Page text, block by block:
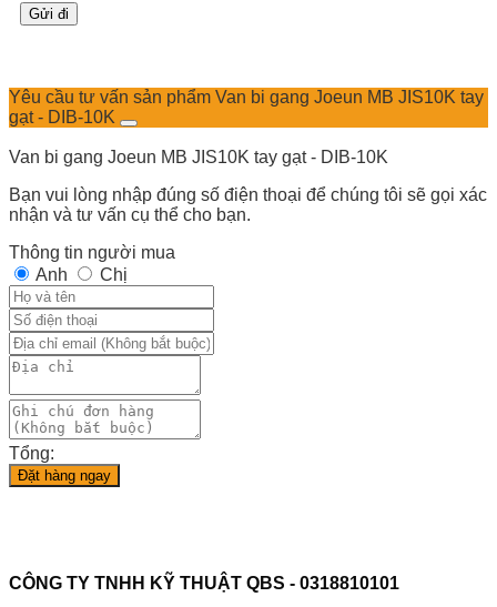
Yêu cầu tư vấn sản phẩm Van bi gang Joeun MB JIS10K tay
gạt - DIB-10K
Van bi gang Joeun MB JIS10K tay gạt - DIB-10K
Bạn vui lòng nhập đúng số điện thoại để chúng tôi sẽ gọi xác
nhận và tư vấn cụ thể cho bạn.
Thông tin người mua
Anh
Chị
Tổng:
Đặt hàng ngay
CÔNG TY TNHH KỸ THUẬT QBS - 0318810101